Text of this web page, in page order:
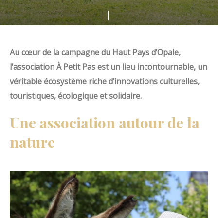
s
m
d
u
H
a
P
s
d
'
F
e
é
e
r
Au cœur de la campagne du Haut Pays d’Opale,
l’association À Petit Pas est un lieu incontournable, un
véritable écosystème riche d’innovations culturelles,
touristiques, écologique et solidaire.
Une association autour de la
nature